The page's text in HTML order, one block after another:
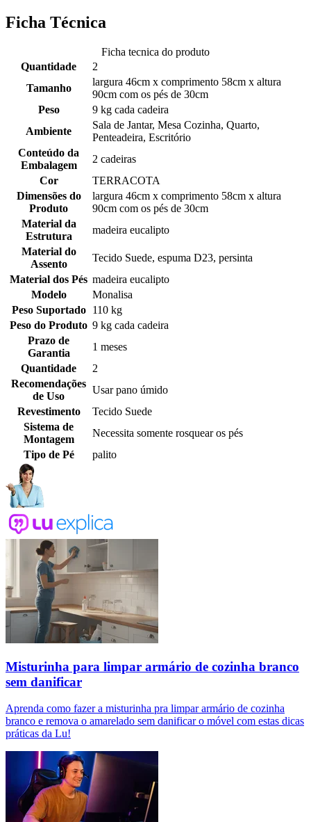
Ficha Técnica
Ficha tecnica do produto
Quantidade
2
Tamanho
largura 46cm x comprimento 58cm x altura
90cm com os pés de 30cm
Peso
9 kg cada cadeira
Ambiente
Sala de Jantar, Mesa Cozinha, Quarto,
Penteadeira, Escritório
Conteúdo da
Embalagem
2 cadeiras
Cor
TERRACOTA
Dimensões do
Produto
largura 46cm x comprimento 58cm x altura
90cm com os pés de 30cm
Material da
Estrutura
madeira eucalipto
Material do
Assento
Tecido Suede, espuma D23, persinta
Material dos Pés madeira eucalipto
Modelo
Monalisa
Peso Suportado
110 kg
Peso do Produto 9 kg cada cadeira
Prazo de
Garantia
1 meses
Quantidade
2
Recomendações
de Uso
Usar pano úmido
Revestimento
Tecido Suede
Sistema de
Montagem
Necessita somente rosquear os pés
Tipo de Pé
palito
Misturinha para limpar armário de cozinha branco
sem danificar
Aprenda como fazer a misturinha pra limpar armário de cozinha
branco e remova o amarelado sem danificar o móvel com estas dicas
práticas da Lu!